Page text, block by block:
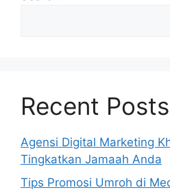
Recent Posts
Agensi Digital Marketing
Tingkatkan Jamaah Anda
Tips Promosi Umroh di